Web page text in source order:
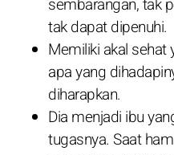
tak dapat dipenuhi.
Memiliki akal sehat
apa yang
diharapkan.
Dia menjadi ibu
tugasnya. Saat